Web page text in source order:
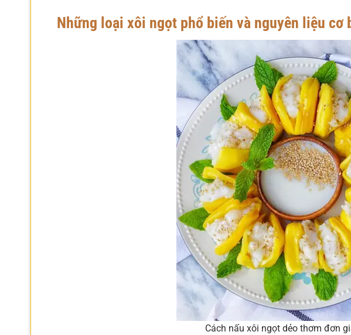
Những loại xôi ngọt phổ biến và nguyên liệu cơ
Cách nấu xôi ngọt dẻo thơm đơn